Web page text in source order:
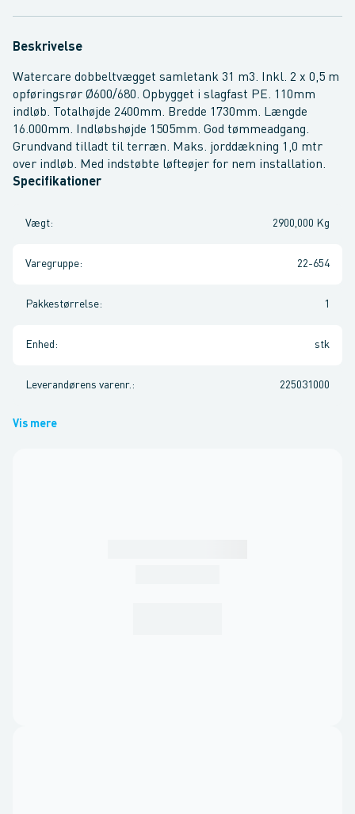
Beskrivelse
Watercare dobbeltvægget samletank 31 m3. Inkl. 2 x 0,5 m
opføringsrør Ø600/680. Opbygget i slagfast PE. 110mm
indløb. Totalhøjde 2400mm. Bredde 1730mm. Længde
16.000mm. Indløbshøjde 1505mm. God tømmeadgang.
Grundvand tilladt til terræn. Maks. jorddækning 1,0 mtr
over indløb. Med indstøbte løfteøjer for nem installation.
Specifikationer
Vægt: 2900,000 Kg
Varegruppe: 22-654
Pakkestørrelse: 1
Enhed : stk
Leverandørens varenr. : 225031000
Vis mere